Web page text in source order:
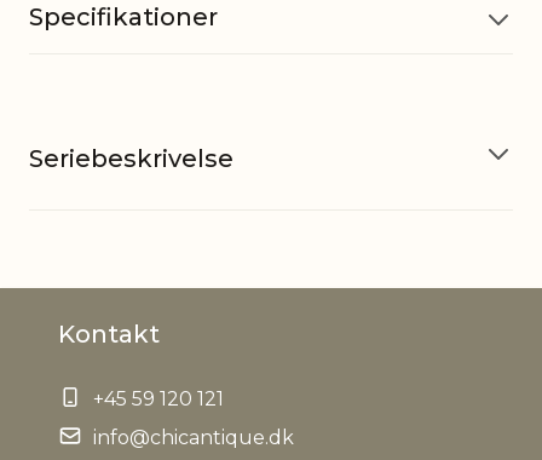
Specifikationer
Bruttovægt
Nettovægt
Seriebeskrivelse
Grimaud-serien er en samling at unikke værker -
patineret genbrugstræ og/eller jern. Og det
medvirker til at tilføje både varme, sjæl og historie
Kontakt
+45 59 120 121
info@chicantique.dk